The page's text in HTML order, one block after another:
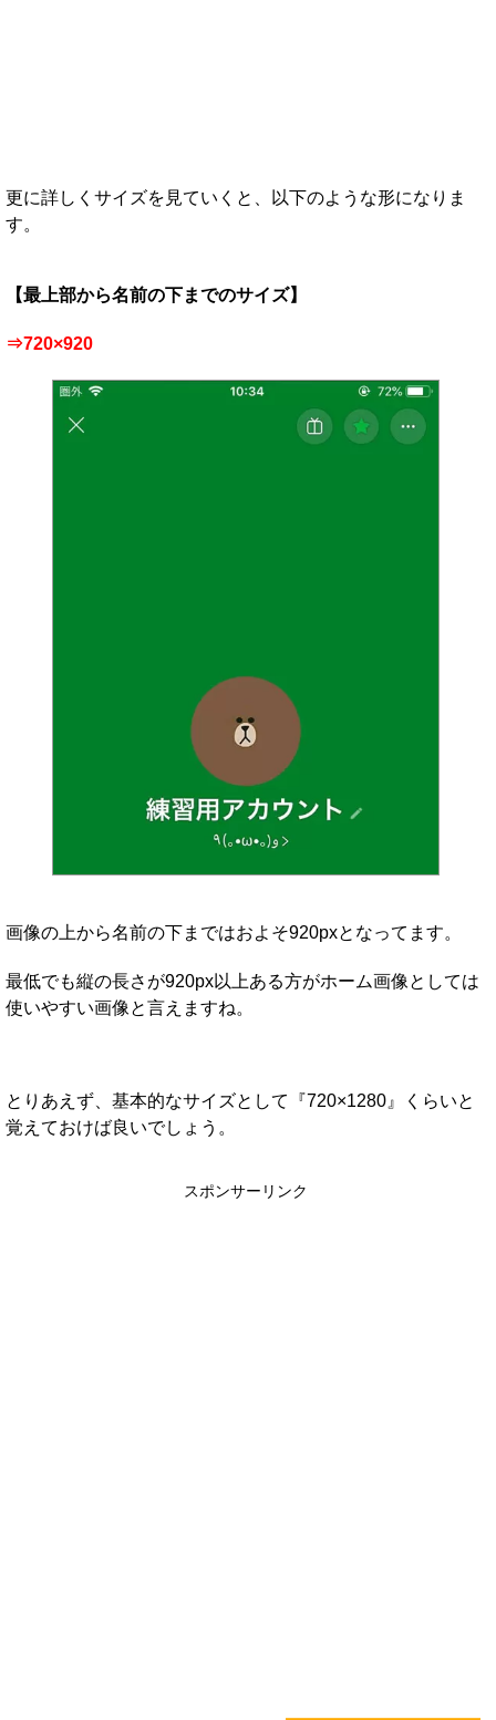
更に詳しくサイズを見ていくと、以下のような形になりま
す。
【最上部から名前の下までのサイズ】
⇒720×920
画像の上から名前の下まではおよそ920pxとなってます。
最低でも縦の長さが920px以上ある方がホーム画像としては
使いやすい画像と言えますね。
とりあえず、基本的なサイズとして『720×1280』くらいと
覚えておけば良いでしょう。
スポンサーリンク